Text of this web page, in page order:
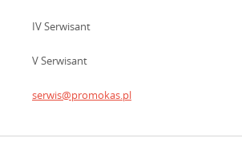
IV Serwisant
V Serwisant
serwis@promokas.pl